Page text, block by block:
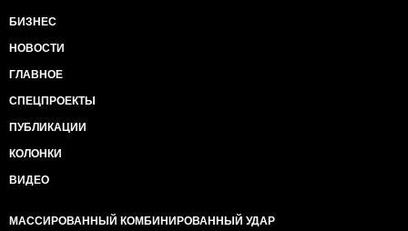
БИЗНЕС
НОВОСТИ
ГЛАВНОЕ
СПЕЦПРОЕКТЫ
ПУБЛИКАЦИИ
КОЛОНКИ
ВИДЕО
МАССИРОВАННЫЙ КОМБИНИРОВАННЫЙ УДАР